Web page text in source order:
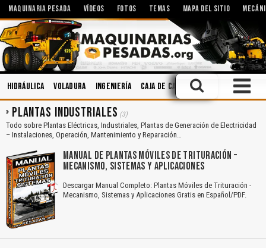
MAQUINARIA PESADA VÍDEOS FOTOS TEMAS MAPA DEL SITIO
Hidráulica Voladura Ingeniería Caja de Cambios Soldadura
PLANTAS INDUSTRIALES (3)
Todo sobre Plantas Eléctricas, Industriales, Plantas de Generación de Electricidad
– Instalaciones, Operación, Mantenimiento y Reparación…
MANUAL DE PLANTAS MÓVILES DE TRITURACIÓN –
MECANISMO, SISTEMAS Y APLICACIONES
Descargar Manual Completo: Plantas Móviles de Trituración -
Mecanismo, Sistemas y Aplicaciones Gratis en Español/PDF.